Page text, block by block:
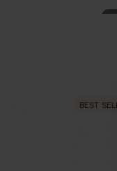
BEST